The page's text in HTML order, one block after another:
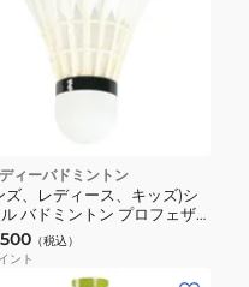
ィーバドミントン
ズ、レディース、キッズ)シ
バドミントン プロフェザ
4 PF-6610-NO4
（税込）
ント